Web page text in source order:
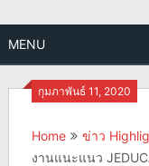
MENU
กุมภาพันธ์ 11, 2020
Home
ข่าว
งานแนะแนว